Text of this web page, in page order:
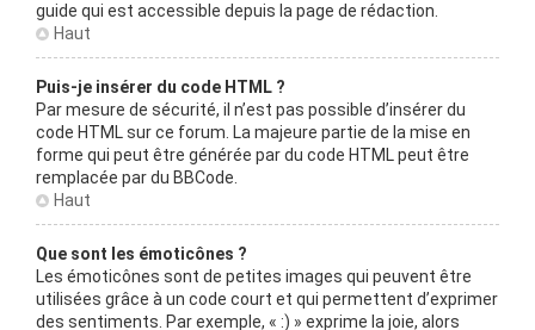
guide qui est accessible depuis la page de rédaction.
Haut
Puis-je insérer du code HTML ?
Par mesure de sécurité, il n’est pas possible d’insérer du
code HTML sur ce forum. La majeure partie de la mise en
forme qui peut être générée par du code HTML peut être
remplacée par du BBCode.
Haut
Que sont les émoticônes ?
Les émoticônes sont de petites images qui peuvent être
utilisées grâce à un code court et qui permettent d’exprimer
des sentiments. Par exemple, « :) » exprime la joie, alors